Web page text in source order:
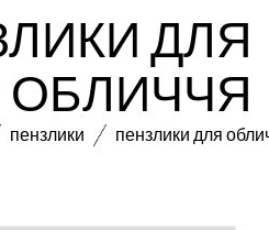
ДЛЯ
ОБЛИЧЧЯ
пензлики пензлики для